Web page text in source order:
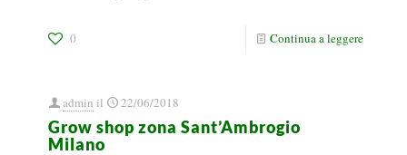
0 Continua a leggere
admin il 22/06/2018
Grow shop zona Sant’Ambrogio
Milano